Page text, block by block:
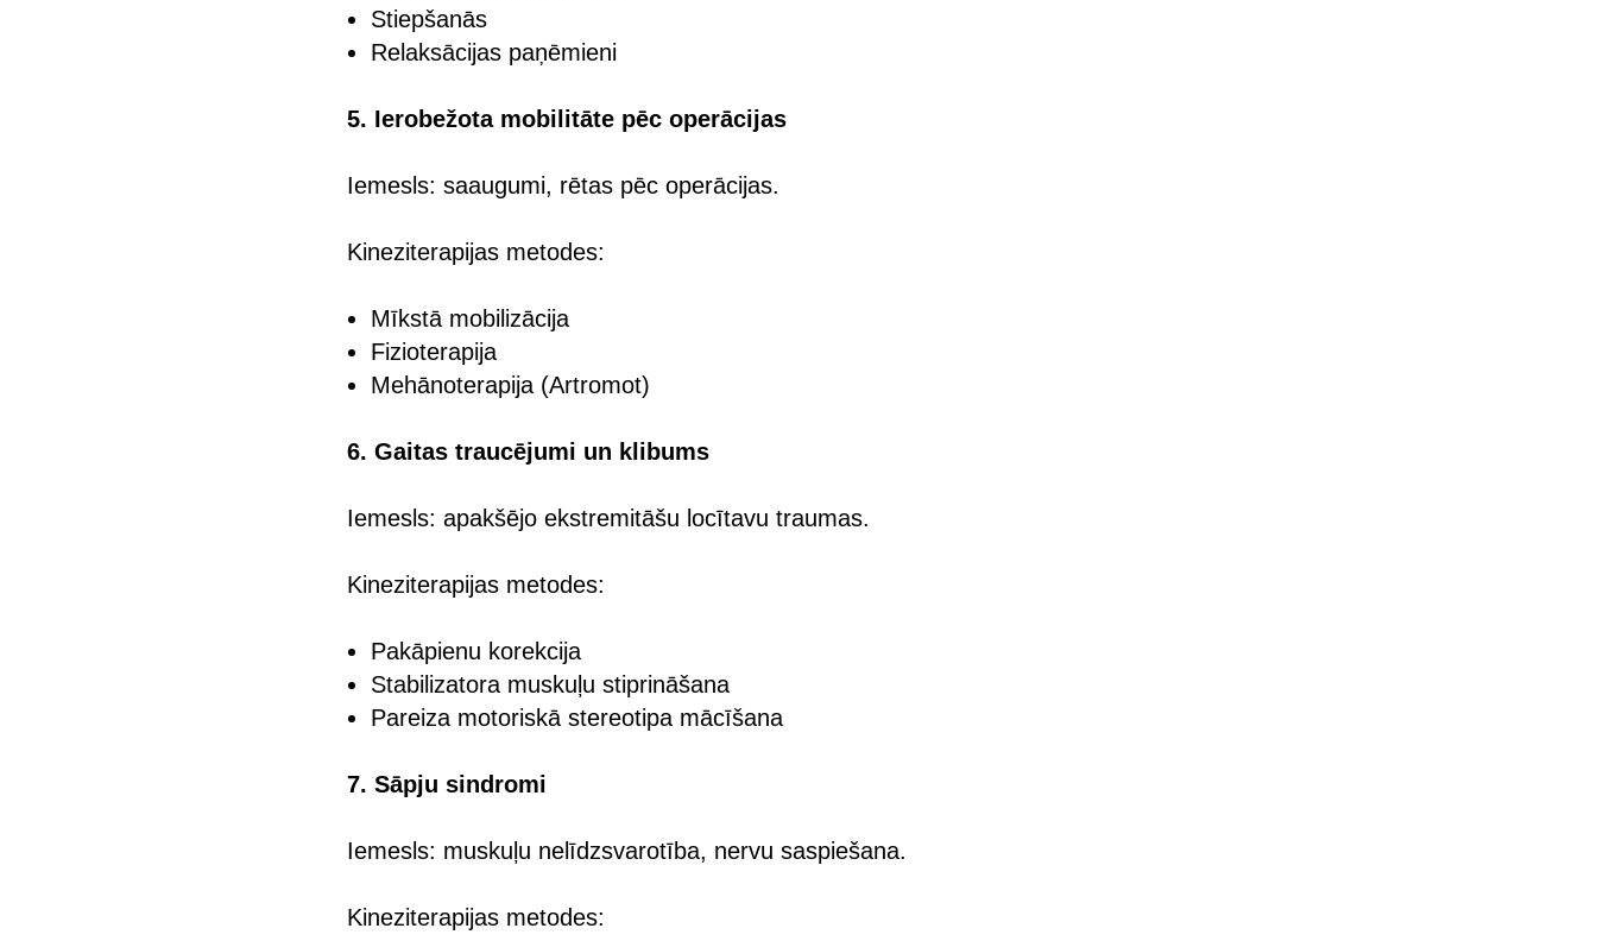
Stiepšanās
Relaksācijas paņēmieni
5. Ierobežota mobilitāte pēc operācijas
Iemesls: saaugumi, rētas pēc operācijas.
Kineziterapijas metodes:
Mīkstā mobilizācija
Fizioterapija
Mehānoterapija (Artromot)
6. Gaitas traucējumi un klibums
Iemesls: apakšējo ekstremitāšu locītavu traumas.
Kineziterapijas metodes:
Pakāpienu korekcija
Stabilizatora muskuļu stiprināšana
Pareiza motoriskā stereotipa mācīšana
7. Sāpju sindromi
Iemesls: muskuļu nelīdzsvarotība, nervu saspiešana.
Kineziterapijas metodes: